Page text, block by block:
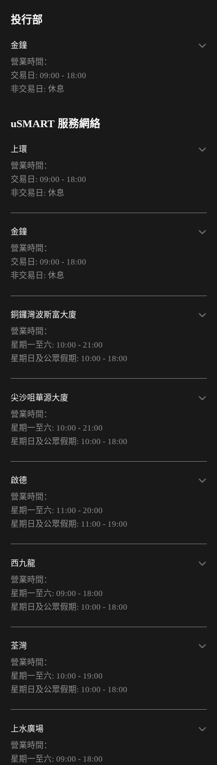
投行部
金鐘
營業時間：
交易日: 09:00 - 18:00
非交易日: 休息
uSMART 服務網絡
上環
營業時間：
交易日: 09:00 - 18:00
非交易日: 休息
金鐘
營業時間：
交易日: 09:00 - 18:00
非交易日: 休息
銅鑼灣波斯富大廈
營業時間：
星期一至六: 10:00 - 21:00
星期日及公眾假期: 10:00 - 18:00
尖沙咀華源大廈
營業時間：
星期一至六: 10:00 - 21:00
星期日及公眾假期: 10:00 - 18:00
啟德
營業時間：
星期一至六: 11:00 - 20:00
星期日及公眾假期: 11:00 - 19:00
西九龍
營業時間：
星期一至六: 09:00 - 18:00
星期日及公眾假期: 10:00 - 18:00
荃灣
營業時間：
星期一至六: 10:00 - 19:00
星期日及公眾假期: 10:00 - 18:00
上水廣場
營業時間：
星期一至六: 09:00 - 18:00